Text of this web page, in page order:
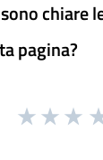
chiare
pagina?